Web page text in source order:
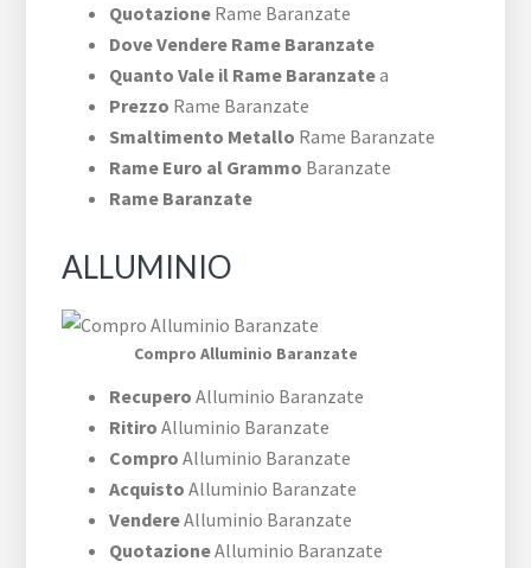
Quotazione Rame Baranzate
Dove Vendere Rame Baranzate
Quanto Vale il Rame Baranzatea
Prezzo Rame Baranzate
Smaltimento Metallo Rame Baranzate
Rame Euro al Grammo Baranzate
Rame Baranzate
ALLUMINIO
Compro Alluminio Baranzate
RecuperoAlluminio Baranzate
Ritiro Alluminio Baranzate
Compro Alluminio Baranzate
Acquisto Alluminio Baranzate
VendereAlluminio Baranzate
QuotazioneAlluminio Baranzate